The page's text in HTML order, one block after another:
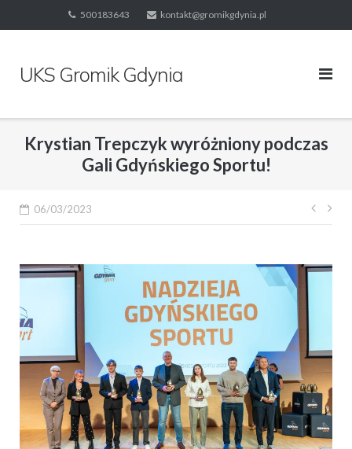
to
500183643 kontakt@gromikgdynia.pl
UKS Gromik Gdynia
Krystian Trepczyk wyróżniony podczas
Gali Gdyńskiego Sportu!
06/03/2023